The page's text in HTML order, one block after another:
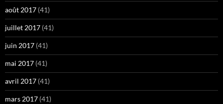
août 2017 (41)
juillet 2017 (41)
juin 2017 (41)
mai 2017 (41)
avril 2017 (41)
mars 2017 (41)